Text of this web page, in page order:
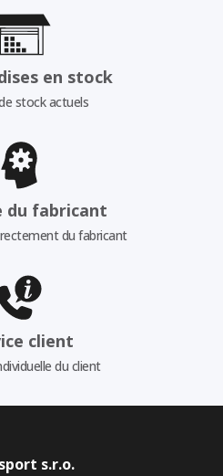
en stock
stock actuels
du fabricant
du fabricant
client
du client
s.r.o.